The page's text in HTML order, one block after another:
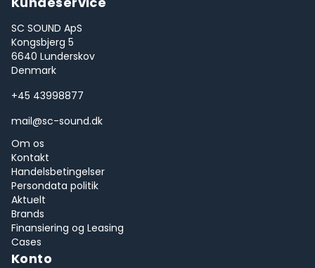
SC SOUND ApS
Kongsbjerg 5
6640 Lunderskov
Denmark
+45 43998877
mail@sc-sound.dk
Om os
Kontakt
Handelsbetingelser
Persondata politik
Aktuelt
Brands
Finansiering og Leasing
Cases
Konto